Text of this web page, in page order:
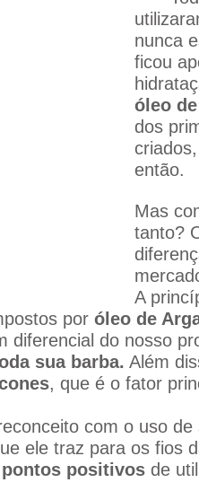
nunca
ficou
óleo
dos
criados,
então.
Mas
tanto?
A
por óleo de
diferencial do nosso
sua barba. Além
, que é o fator
ele traz para os fios
pontos positivos de